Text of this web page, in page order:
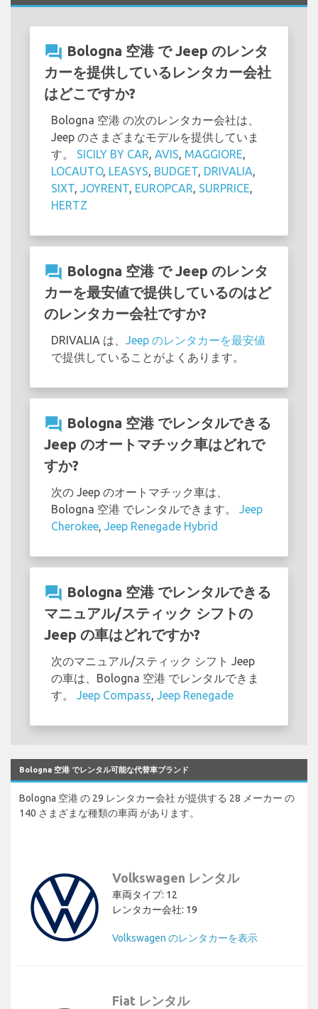
question_answer Bologna 空港 で Jeep のレンタ
カーを提供しているレンタカー会社
はどこですか?
Bologna 空港 の次のレンタカー会社は、
Jeep のさまざまなモデルを提供していま
す。 SICILY BY CAR, AVIS, MAGGIORE,
LOCAUTO, LEASYS, BUDGET, DRIVALIA,
SIXT, JOYRENT, EUROPCAR, SURPRICE,
HERTZ
question_answer Bologna 空港 で Jeep のレンタ
カーを最安値で提供しているのはど
のレンタカー会社ですか?
DRIVALIA は、 Jeep のレンタカーを最安値
で提供していることがよくあります。
question_answer Bologna 空港 でレンタルできる
Jeep のオートマチック車はどれで
すか?
次の Jeep のオートマチック車は、
Bologna 空港 でレンタルできます。 Jeep
Cherokee, Jeep Renegade Hybrid
question_answer Bologna 空港 でレンタルできる
マニュアル/スティック シフトの
Jeep の車はどれですか?
次のマニュアル/スティック シフト Jeep
の車は、Bologna 空港 でレンタルできま
す。 Jeep Compass, Jeep Renegade
Bologna 空港 でレンタル可能な代替車ブランド
Bologna 空港 の 29 レンタカー会社 が提供する 28 メーカー の
140 さまざまな種類の車両 があります。
Volkswagen レンタル
車両タイプ: 12
レンタカー会社: 19
Volkswagen のレンタカーを表示
Fiat レンタル